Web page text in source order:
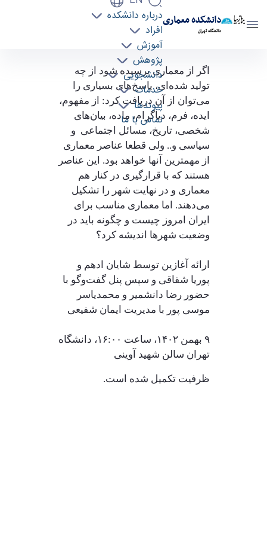
دانشکده معماری
دانشگاه تهران
درباره دانشکده
افراد
آموزش
پژوهش
دانشجویی
خدمات
پیوندها
تماس با ما
برگزاری نشست الف‌با (چیستی و عناصر معماری) -
دانشکده معماری arch
اگر از معماری پرسیده شود از چه
تولید شده‌ای، پاسخ‌های بسیاری را
می‌توان از آن دریافت کرد: از مفهوم،
ایده، فرم، دیاگرام، ماده، بیان‌های
شخصی، تاریخ، مسائل اجتماعی و
سیاسی و.. ولی قطعا عناصر معماری
از مهمترین آنها خواهد بود. این عناصر
هستند که با قرارگیری در کنار هم
معماری و در نهایت شهر را تشکیل
می‌دهند. اما معماری مناسب برای
ایران امروز چیست و چگونه باید در
وضعیت شهرها اندیشه کرد؟
ارائه‌‌ آغازین توسط شایان ادهم و
پوریا شقاقی و سپس پنل گفت‌وگو با
حضور رضا دانشمیر و محمدیاسر
موسی پور با مدیریت ایمان شفیعی
۹ بهمن ۱۴۰۲، ساعت ۱۶‌:۰۰، دانشگاه
تهران سالن شهید آوینی
ظرفیت تکمیل شده است.